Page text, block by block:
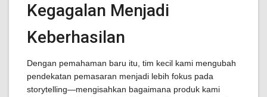
Kegagalan Menjadi
Keberhasilan
Dengan pemahaman baru itu, tim kecil kami mengubah
pendekatan pemasaran menjadi lebih fokus pada
storytelling—mengisahkan bagaimana produk kami